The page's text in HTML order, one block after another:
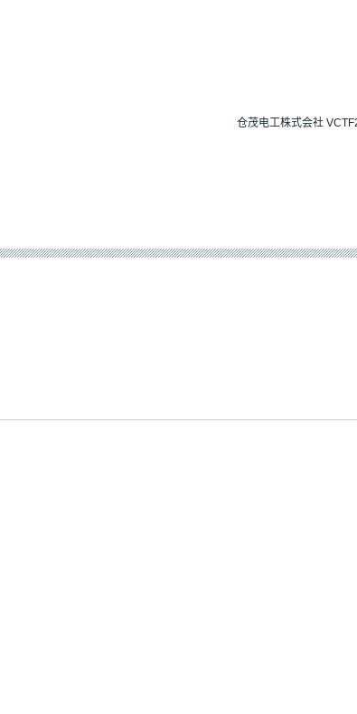
仓茂电工株式会社